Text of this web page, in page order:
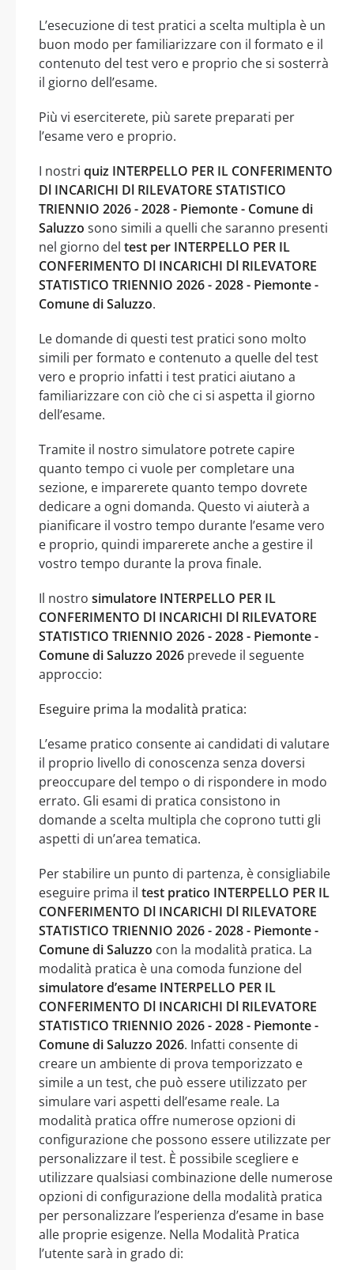
L’esecuzione di test pratici a scelta multipla è un
buon modo per familiarizzare con il formato e il
contenuto del test vero e proprio che si sosterrà
il giorno dell’esame.
Più vi eserciterete, più sarete preparati per
l’esame vero e proprio.
I nostri quiz INTERPELLO PER IL CONFERIMENTO
Dl INCARICHI Dl RILEVATORE STATISTICO
TRIENNIO 2026 - 2028 - Piemonte - Comune di
Saluzzo sono simili a quelli che saranno presenti
nel giorno del test per INTERPELLO PER IL
CONFERIMENTO Dl INCARICHI Dl RILEVATORE
STATISTICO TRIENNIO 2026 - 2028 - Piemonte -
Comune di Saluzzo.
Le domande di questi test pratici sono molto
simili per formato e contenuto a quelle del test
vero e proprio infatti i test pratici aiutano a
familiarizzare con ciò che ci si aspetta il giorno
dell’esame.
Tramite il nostro simulatore potrete capire
quanto tempo ci vuole per completare una
sezione, e imparerete quanto tempo dovrete
dedicare a ogni domanda. Questo vi aiuterà a
pianificare il vostro tempo durante l’esame vero
e proprio, quindi imparerete anche a gestire il
vostro tempo durante la prova finale.
Il nostro simulatore INTERPELLO PER IL
CONFERIMENTO Dl INCARICHI Dl RILEVATORE
STATISTICO TRIENNIO 2026 - 2028 - Piemonte -
Comune di Saluzzo 2026 prevede il seguente
approccio:
Eseguire prima la modalità pratica:
L’esame pratico consente ai candidati di valutare
il proprio livello di conoscenza senza doversi
preoccupare del tempo o di rispondere in modo
errato. Gli esami di pratica consistono in
domande a scelta multipla che coprono tutti gli
aspetti di un’area tematica.
Per stabilire un punto di partenza, è consigliabile
eseguire prima il test pratico INTERPELLO PER IL
CONFERIMENTO Dl INCARICHI Dl RILEVATORE
STATISTICO TRIENNIO 2026 - 2028 - Piemonte -
Comune di Saluzzo con la modalità pratica. La
modalità pratica è una comoda funzione del
simulatore d’esame INTERPELLO PER IL
CONFERIMENTO Dl INCARICHI Dl RILEVATORE
STATISTICO TRIENNIO 2026 - 2028 - Piemonte -
Comune di Saluzzo 2026. Infatti consente di
creare un ambiente di prova temporizzato e
simile a un test, che può essere utilizzato per
simulare vari aspetti dell’esame reale. La
modalità pratica offre numerose opzioni di
configurazione che possono essere utilizzate per
personalizzare il test. È possibile scegliere e
utilizzare qualsiasi combinazione delle numerose
opzioni di configurazione della modalità pratica
per personalizzare l’esperienza d’esame in base
alle proprie esigenze. Nella Modalità Pratica
l’utente sarà in grado di: